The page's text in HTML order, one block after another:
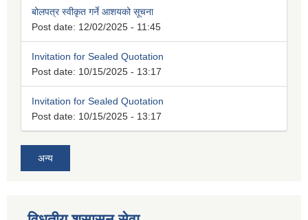
बोलपत्र स्वीकृत गर्ने आशयको सूचना
Post date: 12/02/2025 - 11:45
Invitation for Sealed Quotation
Post date: 10/15/2025 - 13:17
Invitation for Sealed Quotation
Post date: 10/15/2025 - 13:17
अन्य